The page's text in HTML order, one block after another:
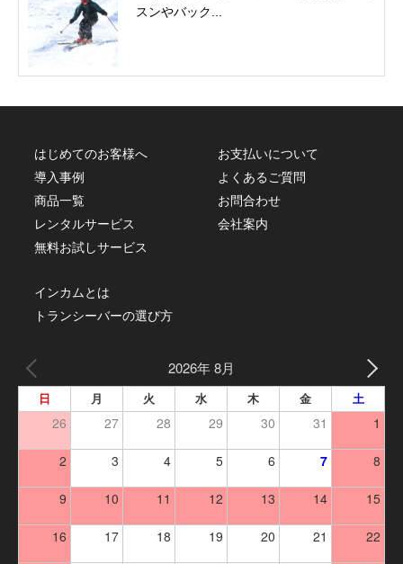
スンやバック...
はじめてのお客様へ
導入事例
商品一覧
レンタルサービス
無料お試しサービス
お支払いについて
よくあるご質問
お問合わせ
会社案内
インカムとは
トランシーバーの選び方
2026年 8月
日 月 火 水 木 金 土
26 27 28 29 30 31 1
2 3 4 5 6 7 8
9 10 11 12 13 14 15
16 17 18 19 20 21 22